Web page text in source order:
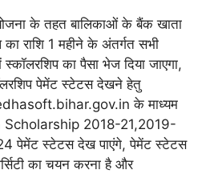
के तहत बालिकाओं के बैंक खाता
राशि 1 महीने के अंतर्गत सभी
का पैसा भेज दिया जाएगा,
पेमेंट स्टेटस देखने हेतु
के माध्यम
2018-21,2019-
पेमेंट स्टेटस देख पाएंगे, पेमेंट स्टेटस
का चयन करना है और